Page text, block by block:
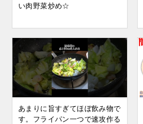
い肉野菜炒め☆
あまりに旨すぎてほぼ飲み物で
す。フライパン一つで速攻作る